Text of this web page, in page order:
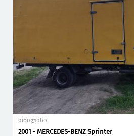
თბილისი
2001 - MERCEDES-BENZ Sprinter